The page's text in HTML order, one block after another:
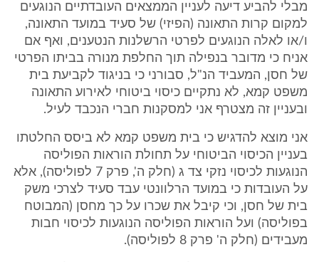
מבלי להביע דיעה לעניין הממצאים העובדתיים הנוגעים
למקום קרות התאונה (הפיזי) של סעיד במועד התאונה,
ו/או לאלה הנוגעים לפרטי הרשלנות הנטענים, ואף אם
אניח כי מדובר בנפילה תוך החלפת מנורה בביתו הפרטי
של חסן, המעביד הנ"ל, סבורני כי בניגוד לקביעת בית
משפט קמא, לא נתקיים כיסוי ביטוחי לאירוע התאונה
ובעניין זה מצטרף אני למסקנות חברי הנכבד לעיל.
אני מוצא להדגיש כי בית משפט קמא לא ביסס החלטתו
בעניין הכיסוי הביטוחי על תחולת הוראות הפוליסה
הנוגעות לכיסוי נזקי צד ג (חלק ה', פרק 7 לפוליסה), אלא
על העובדות כי במועד הרלוונטי עבד סעיד לצרכי משק
בית של חסן, וכי קיבל את שכרו על כך מחסן (המבוטח
בפוליסה) ועל הוראות הפוליסה הנוגעות לכיסוי חבות
מעבידים (חלק ה' פרק 8 לפוליסה).